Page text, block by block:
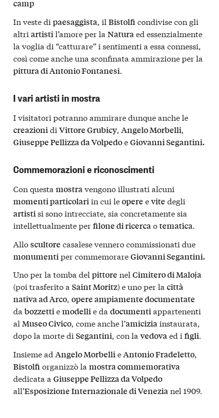
camp
In veste di paesaggista, il Bistolficondivise con gli
altri artistil’amore per la Naturaed essenzialmente
la voglia di “catturare” i sentimenti a essa connessi,
così come anche una sconfinata ammirazione per la
pittura di Antonio Fontanesi.
I vari artisti in mostra
I visitatori potranno ammirare dunque anche le
creazionidi Vittore Grubicy, Angelo Morbelli,
Giuseppe Pellizza da VolpedoeGiovanni Segantini.
Commemorazioni e riconoscimenti
Con questa mostravengono illustrati alcuni
momenti particolariin cui leopere evite degli
artistisi sono intrecciate, sia concretamente sia
intellettualmente perfilone di ricercaotematica.
Alloscultore casalese vennero commissionati due
monumentiper commemorareGiovanni Segantini.
Uno per la tomba del pittore nel Cimitero di Maloja
(poi trasferito a Saint Moritz) e uno per la città
nativa ad Arco, opere ampiamente documentate
da bozzettiemodellie da documentiappartenenti
al Museo Civico, come anche l’amiciziainstaurata,
dopo la morte di Segantini, con la vedovaed i figli.
Insieme ad Angelo MorbellieAntonio Fradeletto,
Bistolfiorganizzò la mostra commemorativa
dedicata a Giuseppe Pellizza da Volpedo
all’Esposizione Internazionale di Venezianel 1909.